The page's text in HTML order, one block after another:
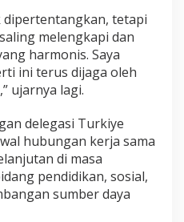
dipertentangkan, tetapi
melengkapi dan
harmonis. Saya
ini terus dijaga oleh
ujarnya lagi.
delegasi Turkiye
hubungan kerja sama
di masa
pendidikan, sosial,
sumber daya